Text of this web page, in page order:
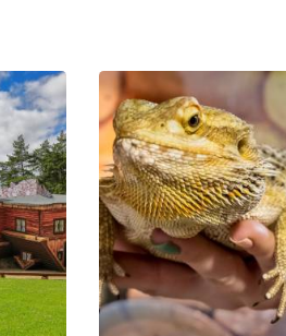
Park
Zoo –
Kaszuby